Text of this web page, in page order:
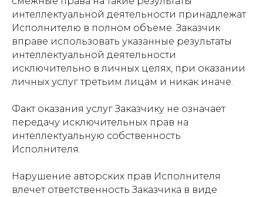
интеллектуальной деятельности принадлежат
Исполнителю в полном объеме. Заказчик
вправе использовать указанные результаты
интеллектуальной деятельности
исключительно в личных целях, при оказании
личных услуг третьим лицам и никак иначе.
Факт оказания услуг Заказчику не означает
передачу исключительных прав на
интеллектуальную собственность
Исполнителя.
Нарушение авторских прав Исполнителя
влечет ответственность Заказчика в виде